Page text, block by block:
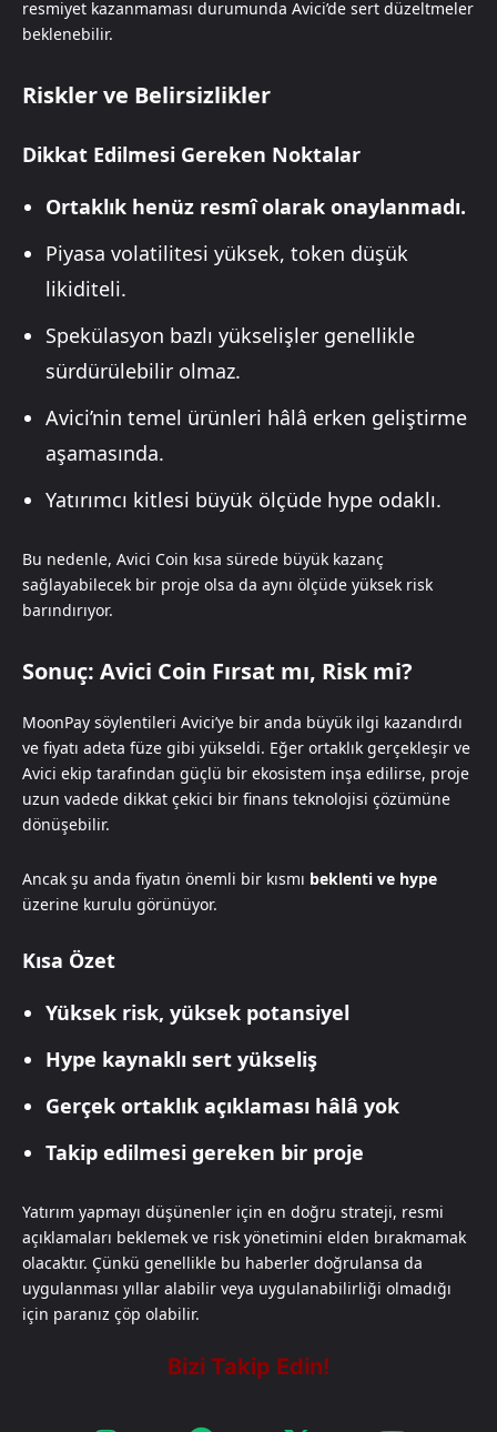
resmiyet kazanmaması durumunda Avici’de sert düzeltmeler
beklenebilir.
Riskler ve Belirsizlikler
Dikkat Edilmesi Gereken Noktalar
Ortaklık henüz resmî olarak onaylanmadı.
Piyasa volatilitesi yüksek, token düşük
likiditeli.
Spekülasyon bazlı yükselişler genellikle
sürdürülebilir olmaz.
Avici’nin temel ürünleri hâlâ erken geliştirme
aşamasında.
Yatırımcı kitlesi büyük ölçüde hype odaklı.
Bu nedenle, Avici Coin kısa sürede büyük kazanç
sağlayabilecek bir proje olsa da aynı ölçüde yüksek risk
barındırıyor.
Sonuç: Avici Coin Fırsat mı, Risk mi?
MoonPay söylentileri Avici’ye bir anda büyük ilgi kazandırdı
ve fiyatı adeta füze gibi yükseldi. Eğer ortaklık gerçekleşir ve
Avici ekip tarafından güçlü bir ekosistem inşa edilirse, proje
uzun vadede dikkat çekici bir finans teknolojisi çözümüne
dönüşebilir.
Ancak şu anda fiyatın önemli bir kısmı beklenti ve hype
üzerine kurulu görünüyor.
Kısa Özet
Yüksek risk, yüksek potansiyel
Hype kaynaklı sert yükseliş
Gerçek ortaklık açıklaması hâlâ yok
Takip edilmesi gereken bir proje
Yatırım yapmayı düşünenler için en doğru strateji, resmi
açıklamaları beklemek ve risk yönetimini elden bırakmamak
olacaktır. Çünkü genellikle bu haberler doğrulansa da
uygulanması yıllar alabilir veya uygulanabilirliği olmadığı
için paranız çöp olabilir.